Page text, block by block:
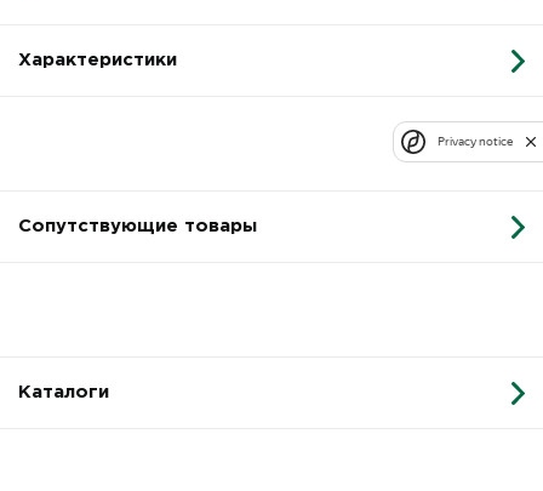
Характеристики
Сопутствующие товары
Каталоги
Privacy notice